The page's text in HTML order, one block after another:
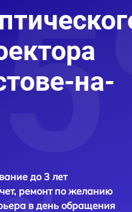
на-
до 3 лет
ремонт по желанию
в день обращения